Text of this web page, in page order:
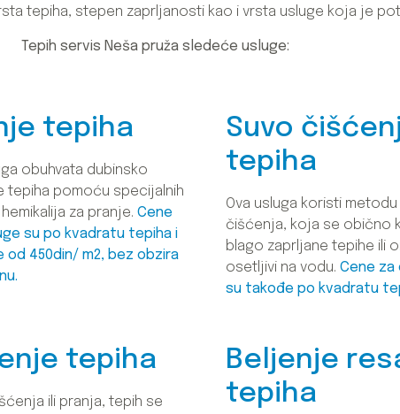
tepiha, stepen zaprljanosti kao i vrsta usluge koja je
Tepih servis Neša pruža sledeće usluge:
tepiha
obuhvata dubinsko
tepiha pomoću specijalnih
hemikalija za pranje. Cene
su po kvadratu tepiha i
od 450din/ m2, bez obzira
Suvo
tepiha
Ova usluga koristi
čišćenja, koja se obično
blago zaprljane tepihe ili
osetljivi na vodu. Cene za
su takođe po kvadratu
tepiha
ili pranja, tepih se
Beljenje
tepiha